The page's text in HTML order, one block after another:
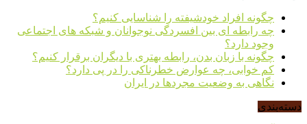
چگونه افراد خودشیفته را شناسایی کنیم؟
چه رابطه ای بین افسردگی نوجوانان و شبکه های اجتماعی
وجود دارد؟
چگونه با زبان بدن، رابطه بهتری با دیگران برقرار کنیم؟
کم خوابی، چه عوارض خطرناکی را در پی دارد؟
نگاهی به وضعیت مجردها در ایران
دسته‌بندی